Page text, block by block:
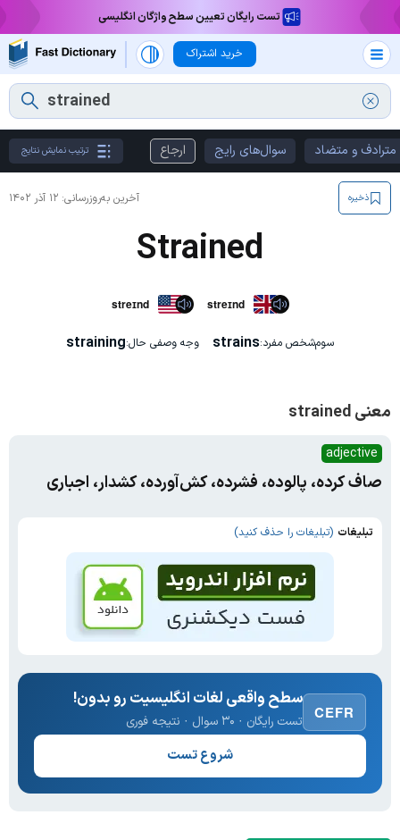
تست رایگان تعیین سطح واژگان انگلیسی
خرید اشتراک
مترادف و متضاد سوال‌های رایج ارجاع ترتیب نمایش نتایج
آخرین به‌روزرسانی: ۱۲ آذر ۱۴۰۲ ذخیره
Strained
streɪnd streɪnd
سوم‌شخص مفرد:strains وجه وصفی حال:straining
معنی strained
adjective
صاف کرده، پالوده، فشرده، کش‌آورده، کشدار، اجباری
تبلیغات (تبلیغات را حذف کنید)
CEFR
سطح واقعی لغات انگلیسیت رو بدون!
تست رایگان · ۳۰ سوال · نتیجه فوری
شروع تست